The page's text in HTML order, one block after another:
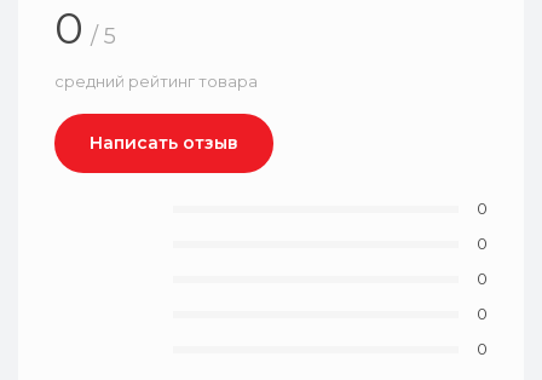
0 / 5
средний рейтинг товара
Написать отзыв
0
0
0
0
0